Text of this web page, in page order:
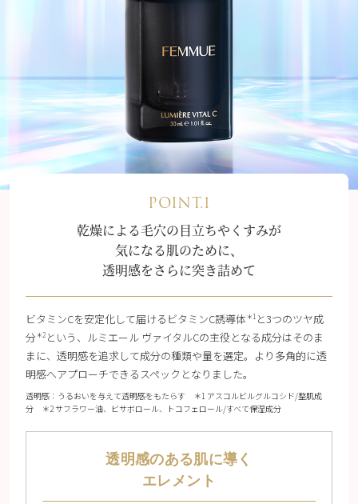
POINT.1
乾燥による毛穴の目立ちやくすみが
気になる肌のために、
透明感をさらに突き詰めて
ビタミンCを安定化して届けるビタミンC誘導体＊1 と3つのツヤ成
分＊2 という、ルミエール ヴァイタルCの主役となる成分はそのま
まに、透明感を追求して成分の種類や量を選定。より多角的に透
明感へアプローチできるスペックとなりました。
透明感：うるおいを与えて透明感をもたらす ＊1 アスコルビルグルコシド/整肌成
分 ＊2 サフラワー油、ビサボロール、トコフェロール/すべて保湿成分
透明感のある肌に導く
エレメント